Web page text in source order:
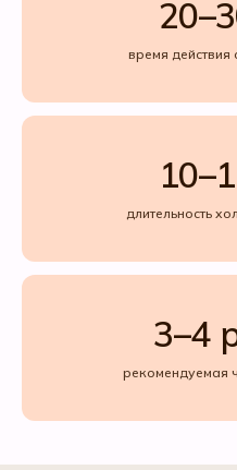
время
длительность
3–4
рекомендуемая